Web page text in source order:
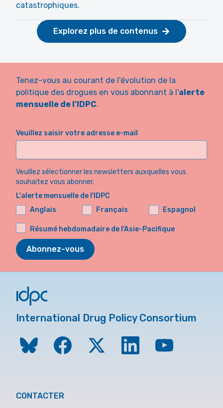
catastrophiques.
Explorez plus de contenus
Tenez-vous au courant de l'évolution de la
politique des drogues en vous abonnant à l'alerte
mensuelle de l'IDPC.
Veuillez saisir votre adresse e-mail
Veuillez sélectionner les newsletters auxquelles vous
souhaitez vous abonner.
L'alerte mensuelle de l'IDPC
Anglais
Français Espagnol
Résumé hebdomadaire de l'Asie-Pacifique
Abonnez-vous
International Drug Policy Consortium
CONTACTER